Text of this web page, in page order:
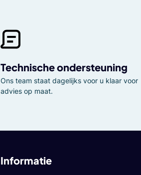
Technische ondersteuning
Ons team staat dagelijks voor u klaar voor
advies op maat.
Informatie